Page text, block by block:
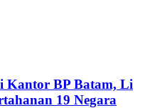
Kantor BP Batam, Li
19 Negara